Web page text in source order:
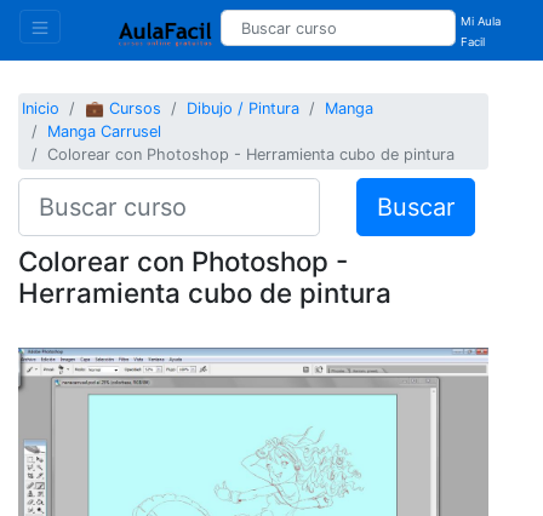
Mi Aula
Facil
Inicio 💼 Cursos Dibujo / Pintura
Manga
Manga Carrusel
Colorear con Photoshop - Herramienta cubo de pintura
Buscar
Colorear con Photoshop -
Herramienta cubo de pintura